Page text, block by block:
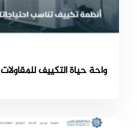
واحة حياة التكييف للمقاولات